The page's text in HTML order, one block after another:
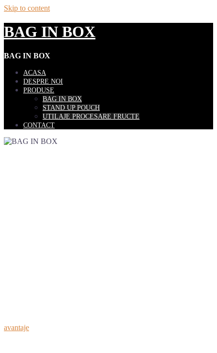
Skip to content
BAG IN BOX
BAG IN BOX
ACASA
DESPRE NOI
PRODUSE
BAG IN BOX
STAND UP POUCH
UTILAJE PROCESARE FRUCTE
CONTACT
avantaje